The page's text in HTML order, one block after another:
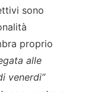
sono
proprio
alle
venerdi”